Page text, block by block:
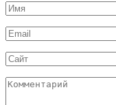
Имя
*
Email
*
Сайт
Комментарий